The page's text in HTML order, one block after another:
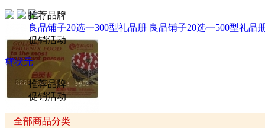
推荐品牌
良品铺子20选一300型礼品册 良品铺子20选一500型礼品
促销活动
蟹状元
推荐品牌
促销活动
全部商品分类